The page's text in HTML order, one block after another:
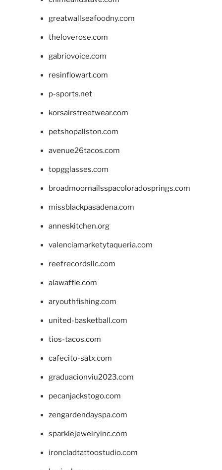
greatwallseafoodny.com
theloverose.com
gabriovoice.com
resinflowart.com
p-sports.net
korsairstreetwear.com
petshopallston.com
avenue26tacos.com
topgglasses.com
broadmoornailsspacoloradosprings.com
missblackpasadena.com
anneskitchen.org
valenciamarketytaqueria.com
reefrecordsllc.com
alawaffle.com
aryouthfishing.com
united-basketball.com
tios-tacos.com
cafecito-satx.com
graduacionviu2023.com
pecanjackstogo.com
zengardendayspa.com
sparklejewelryinc.com
ironcladtattoostudio.com